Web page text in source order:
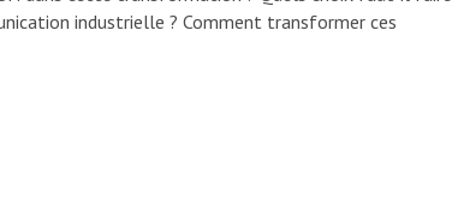
industrielle ? Comment transformer ces